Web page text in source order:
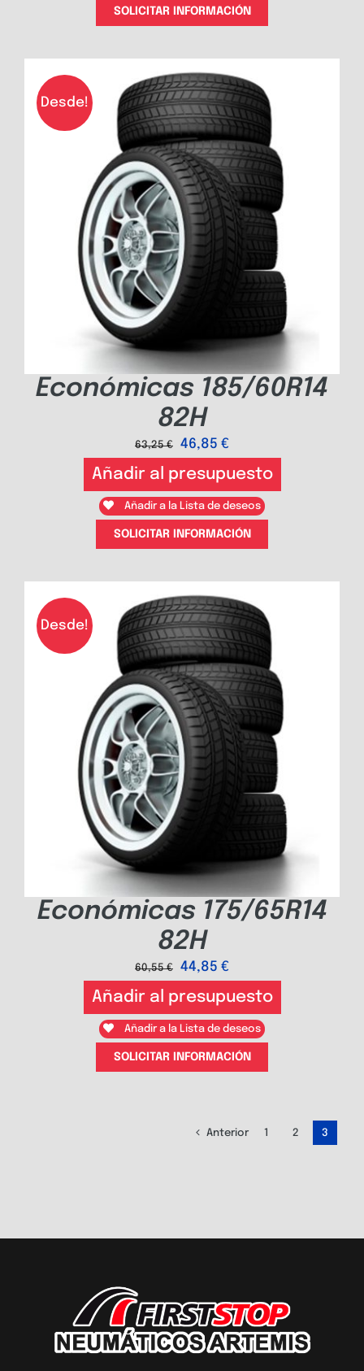
SOLICITAR INFORMACIÓN
Desde!
Económicas 185/60R14
82H
63,25€ 46,85 €
Añadir al presupuesto
Añadir a la Lista de deseos
SOLICITAR INFORMACIÓN
Desde!
Económicas 175/65R14
82H
60,55€ 44,85 €
Añadir al presupuesto
Añadir a la Lista de deseos
SOLICITAR INFORMACIÓN
Anterior 1 2 3